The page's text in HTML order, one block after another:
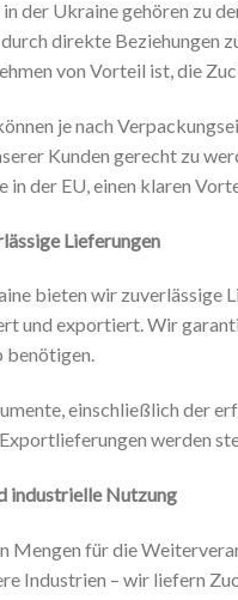
der Ukraine gehören zu
direkte
von Vorteil ist, die
je nach
Kunden gerecht zu
der EU, einen klaren
Lieferungen
bieten wir zuverlässige
und exportiert. Wir
benötigen.
einschließlich der
werden
industrielle Nutzung
Mengen für die
Industrien – wir liefern